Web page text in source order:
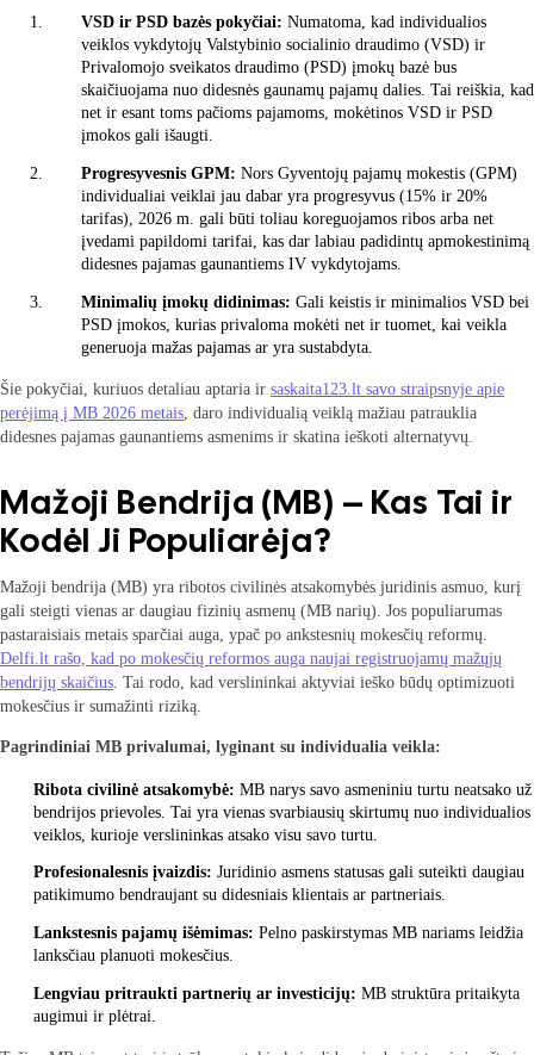
VSD ir PSD bazės pokyčiai: Numatoma, kad individualios
veiklos vykdytojų Valstybinio socialinio draudimo (VSD) ir
Privalomojo sveikatos draudimo (PSD) įmokų bazė bus
skaičiuojama nuo didesnės gaunamų pajamų dalies. Tai reiškia, kad
net ir esant toms pačioms pajamoms, mokėtinos VSD ir PSD
įmokos gali išaugti.
Progresyvesnis GPM: Nors Gyventojų pajamų mokestis (GPM)
individualiai veiklai jau dabar yra progresyvus (15% ir 20%
tarifas), 2026 m. gali būti toliau koreguojamos ribos arba net
įvedami papildomi tarifai, kas dar labiau padidintų apmokestinimą
didesnes pajamas gaunantiems IV vykdytojams.
Minimalių įmokų didinimas: Gali keistis ir minimalios VSD bei
PSD įmokos, kurias privaloma mokėti net ir tuomet, kai veikla
generuoja mažas pajamas ar yra sustabdyta.
Šie pokyčiai, kuriuos detaliau aptaria ir saskaita123.lt savo straipsnyje apie
perėjimą į MB 2026 metais , daro individualią veiklą mažiau patrauklia
didesnes pajamas gaunantiems asmenims ir skatina ieškoti alternatyvų.
Mažoji Bendrija (MB) – Kas Tai ir
Kodėl Ji Populiarėja?
Mažoji bendrija (MB) yra ribotos civilinės atsakomybės juridinis asmuo, kurį
gali steigti vienas ar daugiau fizinių asmenų (MB narių). Jos populiarumas
pastaraisiais metais sparčiai auga, ypač po ankstesnių mokesčių reformų.
Delfi.lt rašo, kad po mokesčių reformos auga naujai registruojamų mažųjų
bendrijų skaičius . Tai rodo, kad verslininkai aktyviai ieško būdų optimizuoti
mokesčius ir sumažinti riziką.
Pagrindiniai MB privalumai, lyginant su individualia veikla:
Ribota civilinė atsakomybė: MB narys savo asmeniniu turtu neatsako už
bendrijos prievoles. Tai yra vienas svarbiausių skirtumų nuo individualios
veiklos, kurioje verslininkas atsako visu savo turtu.
Profesionalesnis įvaizdis: Juridinio asmens statusas gali suteikti daugiau
patikimumo bendraujant su didesniais klientais ar partneriais.
Lankstesnis pajamų išėmimas: Pelno paskirstymas MB nariams leidžia
lanksčiau planuoti mokesčius.
Lengviau pritraukti partnerių ar investicijų: MB struktūra pritaikyta
augimui ir plėtrai.